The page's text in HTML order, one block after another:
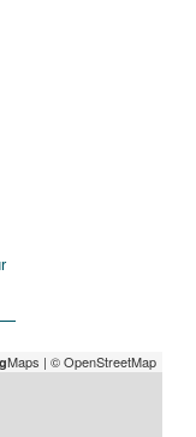
Maps | © OpenStreetMap